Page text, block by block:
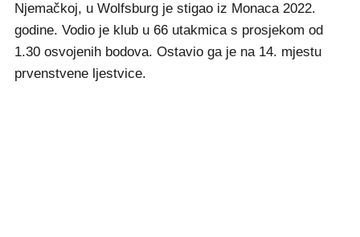
Njemačkoj, u Wolfsburg je stigao iz Monaca 2022.
godine. Vodio je klub u 66 utakmica s prosjekom od
1.30 osvojenih bodova. Ostavio ga je na 14. mjestu
prvenstvene ljestvice.